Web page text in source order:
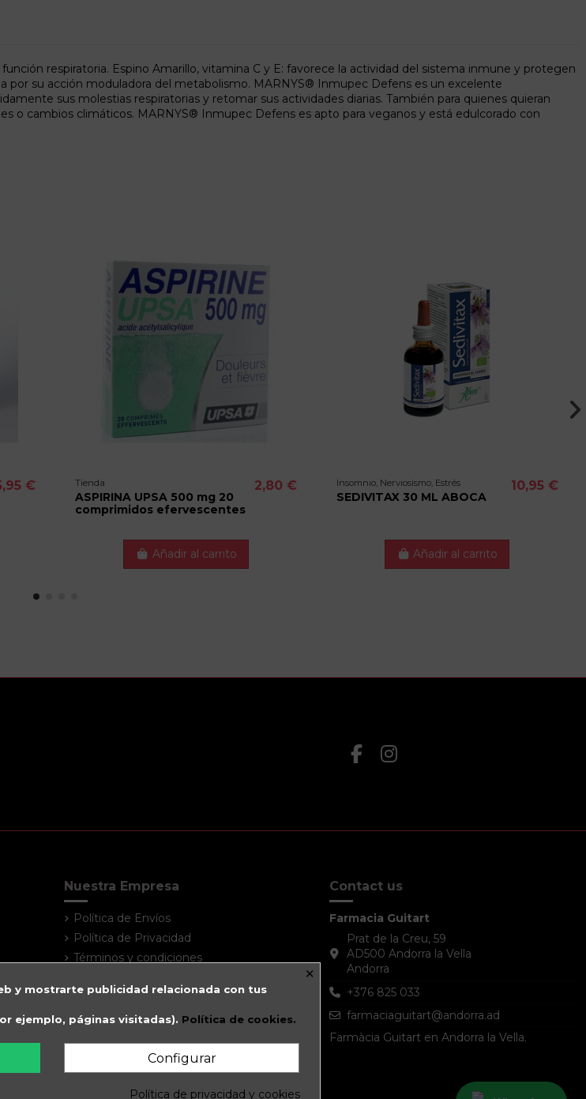
respiratoria. Espino Amarillo, vitamina C y E: favorece la actividad del sistema inmune y protegen
por su acción moduladora del metabolismo. MARNYS® Inmupec Defens es un excelente
sus molestias respiratorias y retomar sus actividades diarias. También para quienes quieran
o cambios climáticos. MARNYS® Inmupec Defens es apto para veganos y está edulcorado con
€ Tienda
ASPIRINA UPSA 500 mg 20
comprimidos efervescentes
2,80 €
Añadir al carrito
Insomnio, Nerviosismo, Estrés
SEDIVITAX 30 ML ABOCA
10,95 €
Añadir al carrito
Nuestra Empresa
Política de Envíos
Política de Privacidad
Términos y condiciones
Contacte con nosotros
Mapa del sitio
Contact us
Farmacia Guitart
Prat de la Creu, 59
AD500 Andorra la Vella
Andorra
+376 825 033
farmaciaguitart@andorra.ad
Farmàcia Guitart en Andorra la Vella.
×
y mostrarte publicidad relacionada con tus
ejemplo, páginas visitadas). Política de cookies.
Configurar
Política de privacidad y cookies